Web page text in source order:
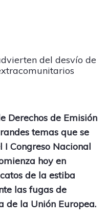
del desvío de
Derechos de Emisión
temas que se
I Congreso Nacional
hoy en
de la estiba
las fugas de
de la Unión Europea.